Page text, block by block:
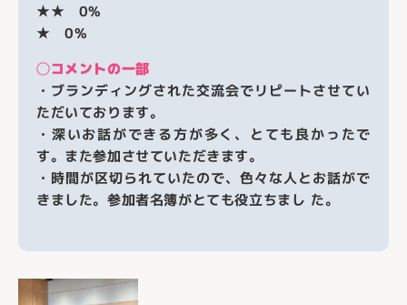
★★ 0%
★0%
◯コメントの一部
・ブランディングされた交流会でリピートさせてい
ただいております。
・深いお話ができる方が多く、とても良かったで
す。また参加させていただきます。
・時間が区切られていたので、色々な人とお話がで
きました。参加者名簿がとても役立ちまし た。